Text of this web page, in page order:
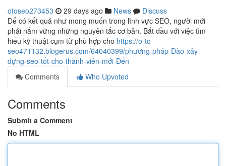
otoseo273453 29 days ago News
Discuss
Để có kết quả như mong muốn trong lĩnh vực SEO, người mới
phải nắm vững những nguyên tắc cơ bản. Bắt đầu với việc tìm
hiểu kỹ thuật cụm từ phù hợp cho https://o-to-
seo471132.blogerus.com/64040399/phương-pháp-Đào-xây-
dựng-seo-tốt-cho-thành-viên-mới-Đến
Comments
Who Upvoted
Comments
Submit a Comment
No HTML